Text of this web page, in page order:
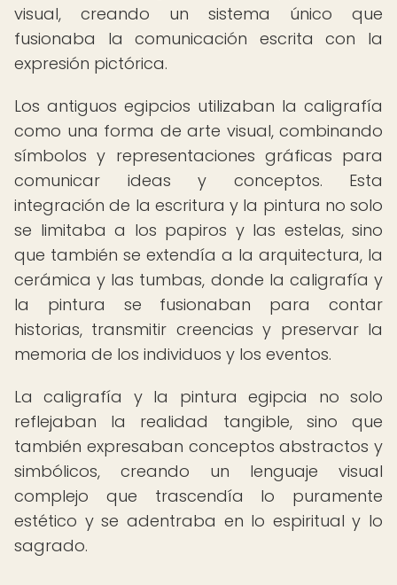
visual, creando un sistema único que
fusionaba la comunicación escrita con la
expresión pictórica.
Los antiguos egipcios utilizaban la caligrafía
como una forma de arte visual, combinando
símbolos y representaciones gráficas para
comunicar ideas y conceptos. Esta
integración de la escritura y la pintura no solo
se limitaba a los papiros y las estelas, sino
que también se extendía a la arquitectura, la
cerámica y las tumbas, donde la caligrafía y
la pintura se fusionaban para contar
historias, transmitir creencias y preservar la
memoria de los individuos y los eventos.
La caligrafía y la pintura egipcia no solo
reflejaban la realidad tangible, sino que
también expresaban conceptos abstractos y
simbólicos, creando un lenguaje visual
complejo que trascendía lo puramente
estético y se adentraba en lo espiritual y lo
sagrado.